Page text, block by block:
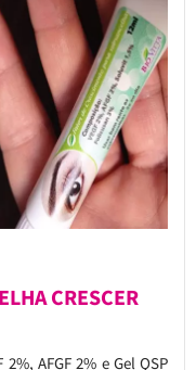
CRESCER
AFGF 2% e Gel QSP